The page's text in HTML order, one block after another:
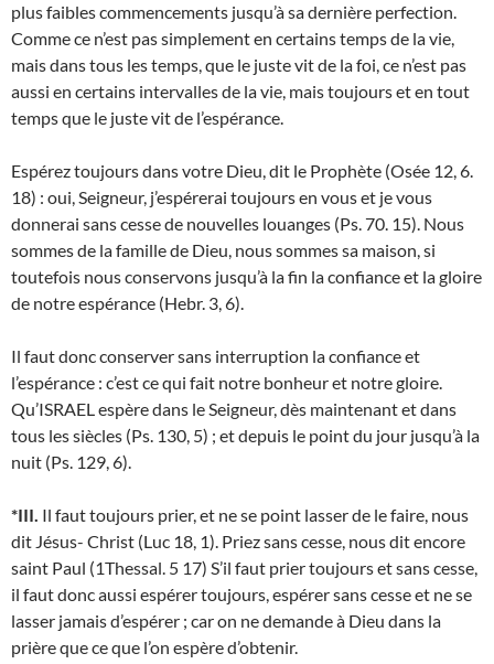
plus faibles commencements jusqu’à sa dernière perfection.
Comme ce n’est pas simplement en certains temps de la vie,
mais dans tous les temps, que le juste vit de la foi, ce n’est pas
aussi en certains intervalles de la vie, mais toujours et en tout
temps que le juste vit de l’espérance.
Espérez toujours dans votre Dieu, dit le Prophète (Osée 12, 6.
18) : oui, Seigneur, j’espérerai toujours en vous et je vous
donnerai sans cesse de nouvelles louanges (Ps. 70. 15). Nous
sommes de la famille de Dieu, nous sommes sa maison, si
toutefois nous conservons jusqu’à la fin la confiance et la gloire
de notre espérance (Hebr. 3, 6).
Il faut donc conserver sans interruption la confiance et
l’espérance : c’est ce qui fait notre bonheur et notre gloire.
Qu’ISRAEL espère dans le Seigneur, dès maintenant et dans
tous les siècles (Ps. 130, 5) ; et depuis le point du jour jusqu’à la
nuit (Ps. 129, 6).
*III. Il faut toujours prier, et ne se point lasser de le faire, nous
dit Jésus- Christ (Luc 18, 1). Priez sans cesse, nous dit encore
saint Paul (1Thessal. 5 17) S’il faut prier toujours et sans cesse,
il faut donc aussi espérer toujours, espérer sans cesse et ne se
lasser jamais d’espérer ; car on ne demande à Dieu dans la
prière que ce que l’on espère d’obtenir.